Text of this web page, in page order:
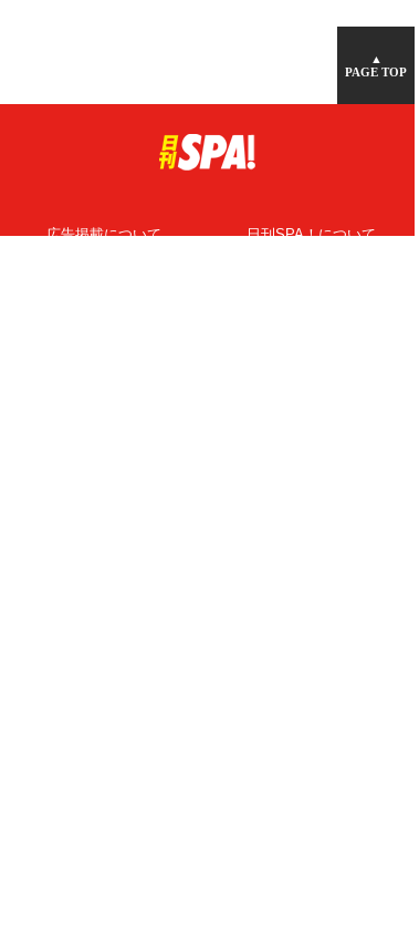
▲
PAGE TOP
広告掲載について 日刊SPA！について